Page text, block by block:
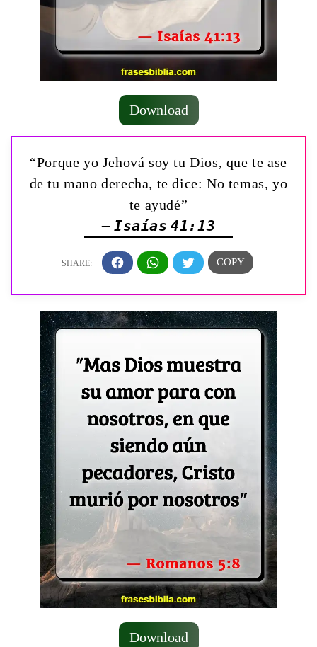
Download
“Porque yo Jehová soy tu Dios, que te ase
de tu mano derecha, te dice: No temas, yo
te ayudé”
— Isaías 41:13
Download